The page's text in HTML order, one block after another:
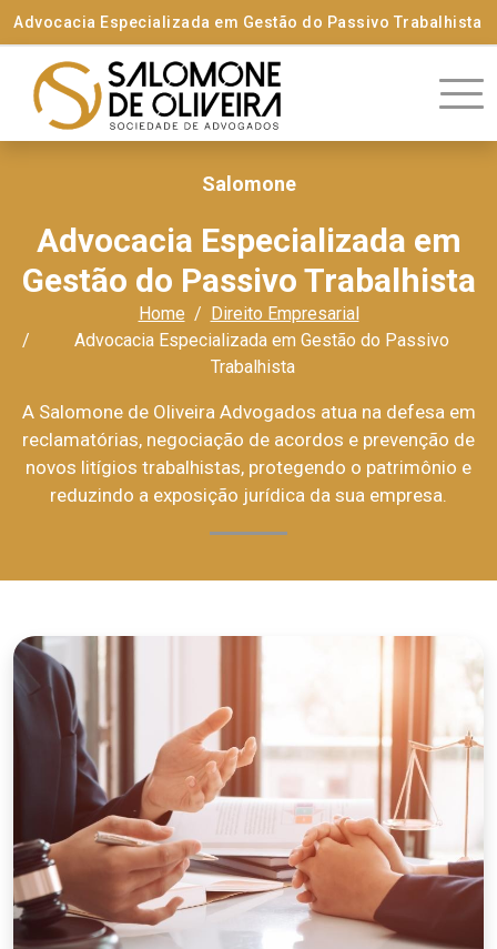
Advocacia Especializada em Gestão do Passivo Trabalhista
Salomone
Advocacia Especializada em
Gestão do Passivo Trabalhista
Home
Direito Empresarial
Advocacia Especializada em Gestão do Passivo
Trabalhista
A Salomone de Oliveira Advogados atua na defesa em
reclamatórias, negociação de acordos e prevenção de
novos litígios trabalhistas, protegendo o patrimônio e
reduzindo a exposição jurídica da sua empresa.